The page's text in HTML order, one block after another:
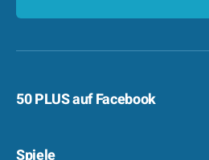
50 PLUS auf Facebook
Spiele